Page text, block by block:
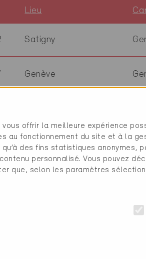
Lieu
Satigny
Genève
Genève
vous offrir la meilleure expérience
au fonctionnement du site et à la
des fins statistiques anonymes,
personnalisé. Vous pouvez
que, selon les paramètres